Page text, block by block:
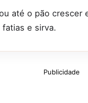
até o pão crescer
e sirva.
Publicidade